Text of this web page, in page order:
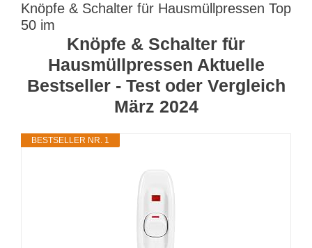
Knöpfe & Schalter für Hausmüllpressen Top
50 im
Knöpfe & Schalter für
Hausmüllpressen Aktuelle
Bestseller - Test oder Vergleich
März 2024
BESTSELLER NR. 1